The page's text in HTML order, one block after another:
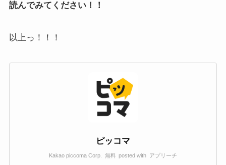
読んでみてください！！
以上っ！！！
ピッコマ
Kakao piccoma Corp. 無料 posted with アプリーチ